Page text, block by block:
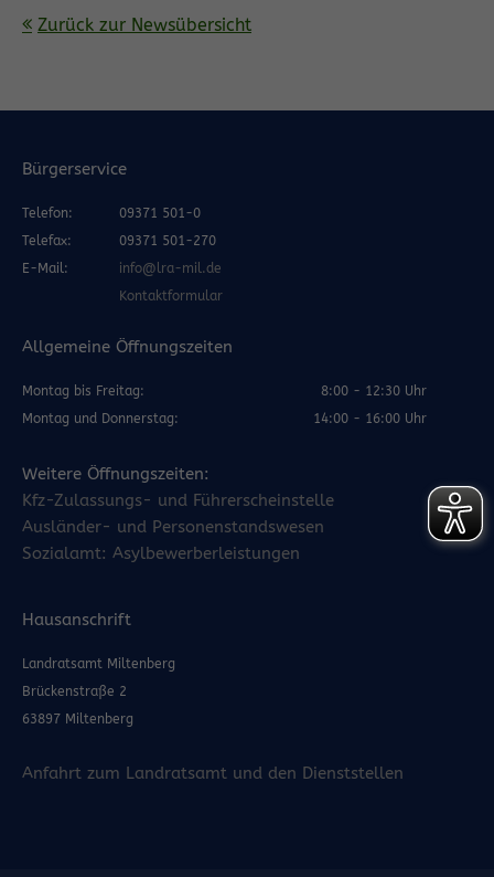
Zurück zur Newsübersicht
Bürgerservice
Telefon:
09371 501-0
Telefax:
09371 501-270
E-Mail:
info@lra-mil.de
Kontaktformular
Allgemeine Öffnungszeiten
Montag bis Freitag:
8:00 - 12:30 Uhr
Montag und Donnerstag:
14:00 - 16:00 Uhr
Weitere Öffnungszeiten:
Kfz-Zulassungs- und Führerscheinstelle
Ausländer- und Personenstandswesen
Sozialamt: Asylbewerberleistungen
Hausanschrift
Landratsamt Miltenberg
Brückenstraße 2
63897 Miltenberg
Anfahrt zum Landratsamt und den Dienststellen